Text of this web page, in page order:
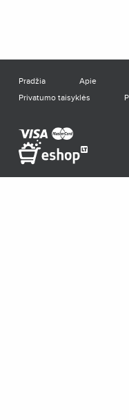
Pradžia Apie
Privatumo taisyklės